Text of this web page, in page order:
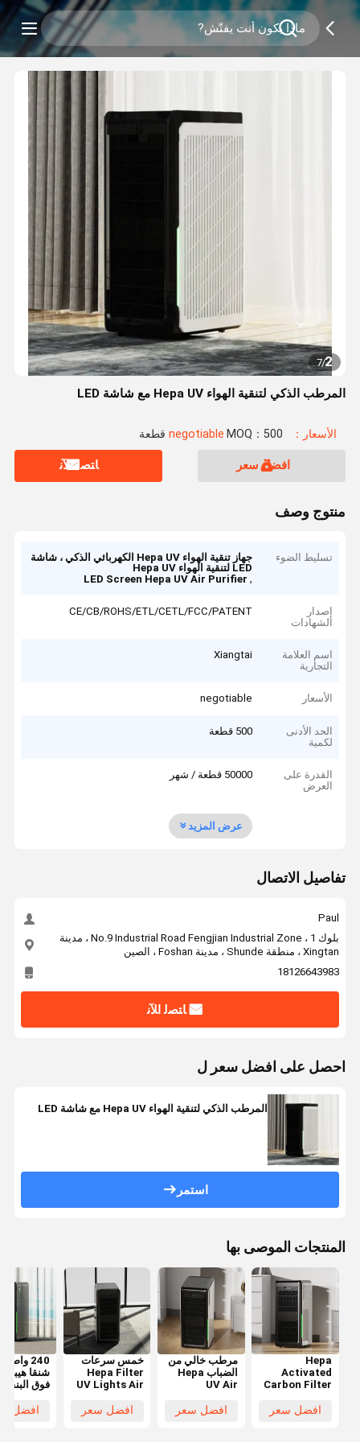
2
/
7
المرطب الذكي لتنقية الهواء Hepa UV مع شاشة LED
الأسعار：negotiable MOQ：500 قطعة
افضل سعر ﺎﺘﺼﻟ ﺍﻶﻧ
منتوج وصف
تسليط الضوء
جهاز تنقية الهواء Hepa UV الكهربائي الذكي ، شاشة
LED لتنقية الهواء Hepa UV
,
LED Screen Hepa UV Air Purifier
إصدار
الشهادات
CE/CB/ROHS/ETL/CETL/FCC/PATENT
اسم العلامة
التجارية
Xiangtai
الأسعار negotiable
الحد الأدنى
لكمية
500 قطعة
القدرة على
العرض
50000 قطعة / شهر
عرض المزيد
تفاصيل الاتصال
Paul
بلوك 1 ، No.9 Industrial Road Fengjian Industrial Zone ، مدينة
Xingtan ، منطقة Shunde ، مدينة Foshan ، الصين
18126643983
ﺎﺘﺼﻟ ﺍﻶﻧ
احصل على افضل سعر ل
المرطب الذكي لتنقية الهواء Hepa UV مع شاشة LED
استمر
المنتجات الموصى بها
Hepa
Activated
Carbon Filter
WiFi Remote
Wall Mounted
افضل سعر
مرطب خالي من
الضباب Hepa
UV Air
CFM معلق على
افضل سعر
خمس سرعات
Hepa Filter
UV Lights Air
Material OEM
افضل سعر
240 واط
شنقا هيبا
فوق
التخصيص
افضل